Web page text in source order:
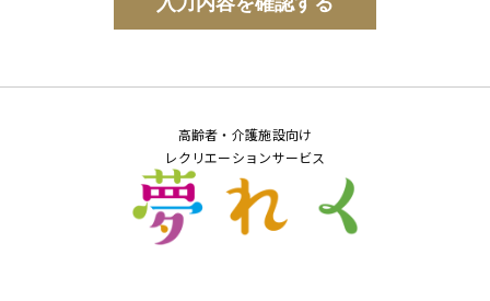
高齢者・介護施設向け
レクリエーションサービス